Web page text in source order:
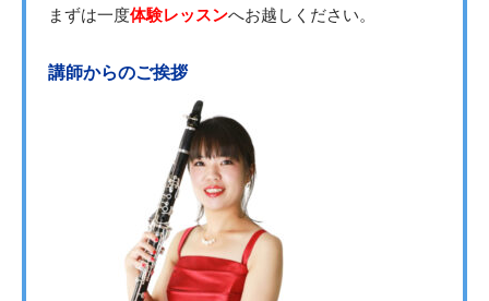
まずは一度体験レッスンへお越しください。
講師からのご挨拶